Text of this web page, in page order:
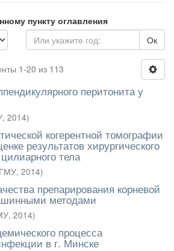
пункту оглавления
Ок
1-20 из 113
перитонита у
, 2014)
когерентной томографии
результатов хирургического
тела
, 2014)
препарирования корневой
методами
, 2014)
процесса
в г. Минске